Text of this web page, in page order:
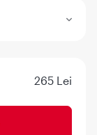
265 Lei